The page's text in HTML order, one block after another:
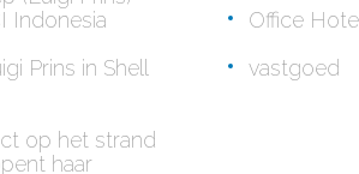
Indonesia
Prins in Shell
op het strand
haar
Office Hotel
vastgoed